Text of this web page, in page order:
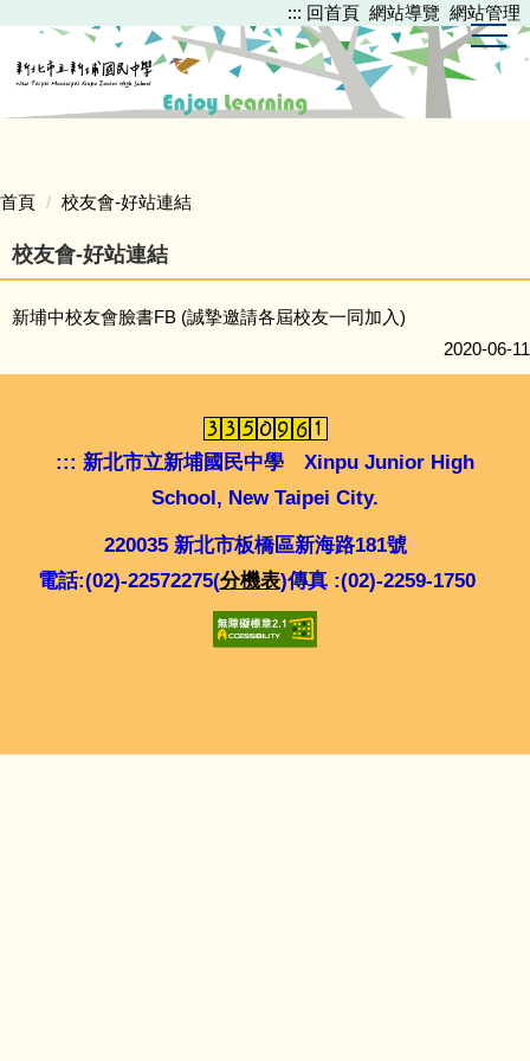
主
內
::: 回首頁 網站導覽 網站管理
首頁 校友會-好站連結
校友會-好站連結
新埔中校友會臉書FB (誠摯邀請各屆校友一同加入)
2020-06-11
::: 新北市立新埔國民中學 Xinpu Junior High
School, New Taipei City.
220035 新北市板橋區新海路181號
電話:(02)-22572275(分機表)傳真 :(02)-2259-1750